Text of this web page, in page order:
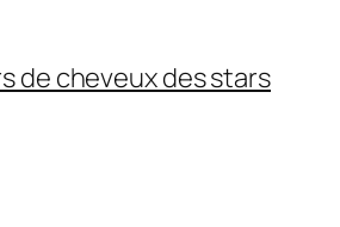
de cheveux des stars